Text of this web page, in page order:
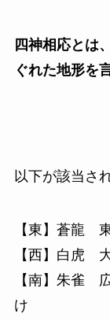
四神相応とは
ぐれた地形を
以下が該当さ
【東】蒼龍
【西】白虎
【南】朱雀
け